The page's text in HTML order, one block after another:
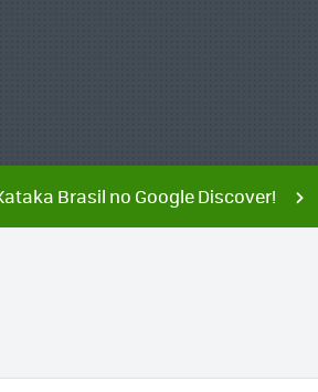
Brasil no Google Discover!